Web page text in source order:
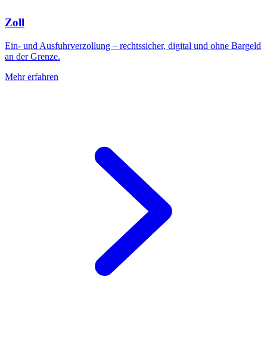
Zoll
Ein- und Ausfuhrverzollung – rechtssicher, digital und ohne Bargeld
an der Grenze.
Mehr erfahren